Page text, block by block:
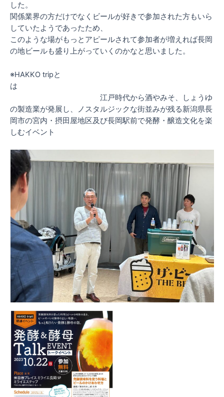
した。
関係業界の方だけでなくビールが好きで参加された方もいら
していたようであったため、
このような場がもっとアピールされて参加者が増えれば長岡
の地ビールも盛り上がっていくのかなと思いました。
※HAKKO tripと
は
江戸時代から酒やみそ、しょうゆ
の製造業が発展し、ノスタルジックな街並みが残る新潟県長
岡市の宮内・摂田屋地区及び長岡駅前で発酵・醸造文化を楽
しむイベント